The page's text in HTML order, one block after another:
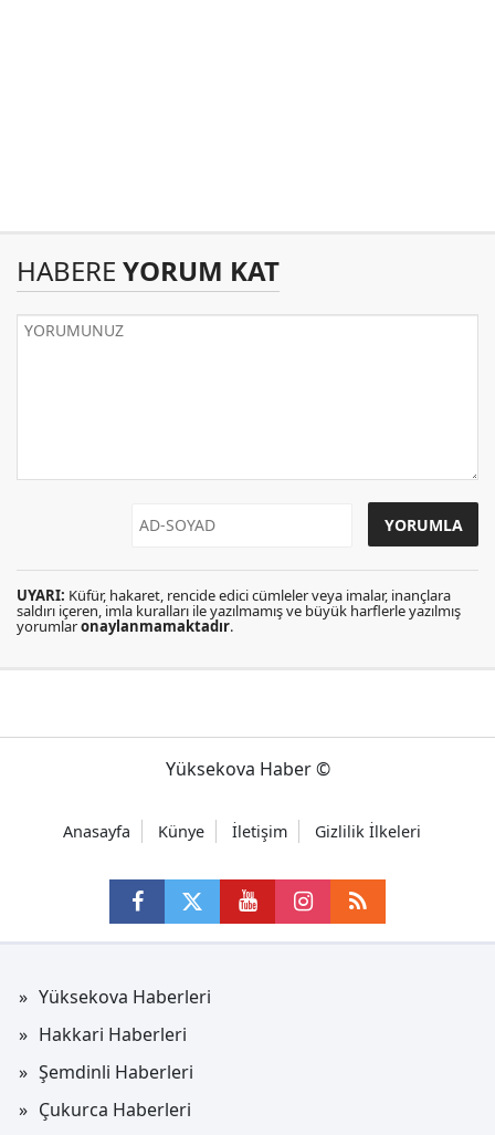
HABERE YORUM KAT
UYARI: Küfür, hakaret, rencide edici cümleler veya imalar, inançlara
saldırı içeren, imla kuralları ile yazılmamış ve büyük harflerle yazılmış
yorumlaronaylanmamaktadır.
Yüksekova Haber ©
Anasayfa Künye İletişim Gizlilik İlkeleri
Yüksekova Haberleri
Hakkari Haberleri
Şemdinli Haberleri
Çukurca Haberleri